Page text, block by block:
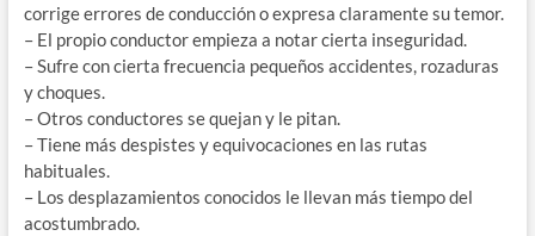
corrige errores de conducción o expresa claramente su temor.
– El propio conductor empieza a notar cierta inseguridad.
– Sufre con cierta frecuencia pequeños accidentes, rozaduras
y choques.
– Otros conductores se quejan y le pitan.
– Tiene más despistes y equivocaciones en las rutas
habituales.
– Los desplazamientos conocidos le llevan más tiempo del
acostumbrado.